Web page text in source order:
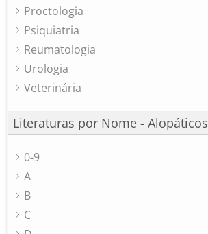
Proctologia
Psiquiatria
Reumatologia
Urologia
Veterinária
Literaturas por Nome - Alopáticos
0-9
A
B
C